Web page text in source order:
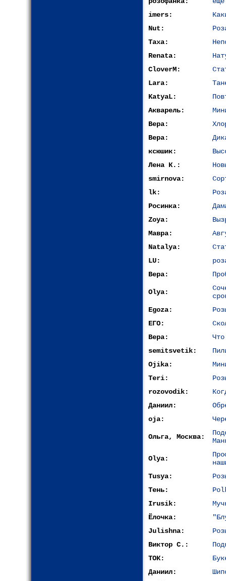
imers:
Nut:
Таха:
Renata:
CloverM:
Lara:
KatyaL:
Акварель:
Вера:
Вера:
ксюшик:
Лена К.:
smirnova:
lk:
Росинка:
Zoya:
Мавра:
Natalya:
LU:
Вера:
Olya:
Egoza:
ЕГО:
Вера:
semitsvetik:
Ojika:
Teri:
rozovodik:
Даниил:
oja:
Ольга, Москва:
Olya:
Tusya:
Тень:
Irusik:
Ёлочка:
Julishna:
Виктор С.:
ТОК:
Даниил: